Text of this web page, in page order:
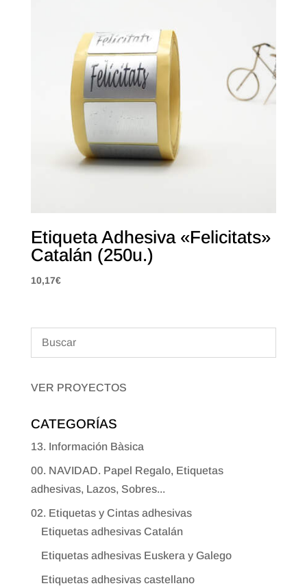
Etiqueta Adhesiva «Felicitats»
Catalán (250u.)
10,17€
VER PROYECTOS
CATEGORÍAS
13. Información Bàsica
00. NAVIDAD. Papel Regalo, Etiquetas
adhesivas, Lazos, Sobres...
02. Etiquetas y Cintas adhesivas
Etiquetas adhesivas Catalán
Etiquetas adhesivas Euskera y Galego
Etiquetas adhesivas castellano